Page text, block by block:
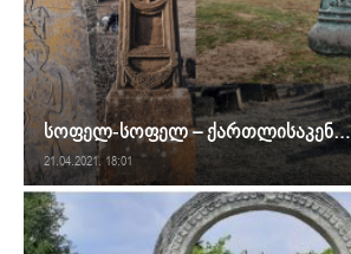
სოფელ-სოფელ – ქართლისაკენ…
21.04.2021. 18:01